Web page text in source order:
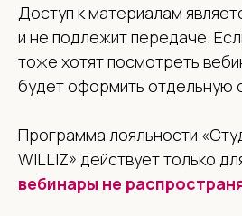
Доступ к материалам
и не подлежит передаче.
тоже хотят посмотреть
будет оформить отдельную
Программа лояльности
WILLIZ» действует только
вебинары не